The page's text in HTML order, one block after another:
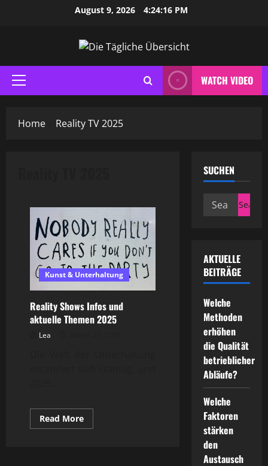
August 9, 2026 4:24:16 PM
Primary
Menu
WATCH VIDEO
Home Reality TV 2025
Kunst & Unterhaltung
Reality Shows Infos und
aktuelle Themen 2025
Lea
Read MoreRead
more
SUCHEN
Search
AKTUELLE
BEITRÄGE
Welche
Methoden
erhöhen
die Qualität
betrieblicher
Abläufe?
Welche
Faktoren
stärken
den
Austausch